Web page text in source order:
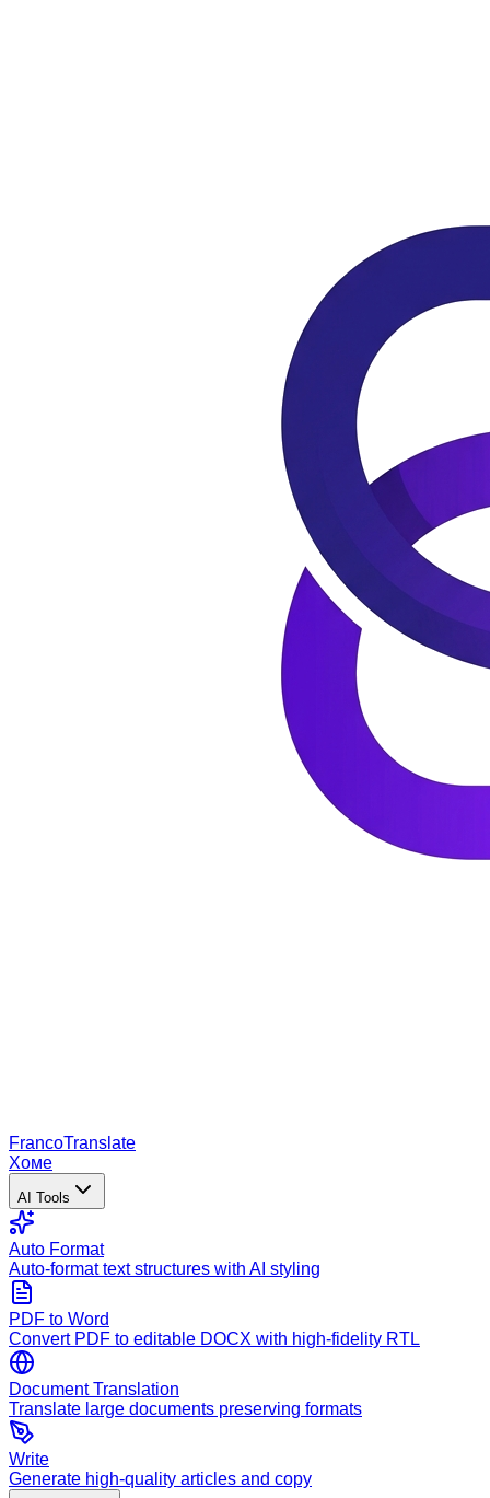
FrancoTranslate
Хоме
AI Tools
Auto Format
Auto-format text structures with AI styling
PDF to Word
Convert PDF to editable DOCX with high-fidelity RTL
Document Translation
Translate large documents preserving formats
Write
Generate high-quality articles and copy